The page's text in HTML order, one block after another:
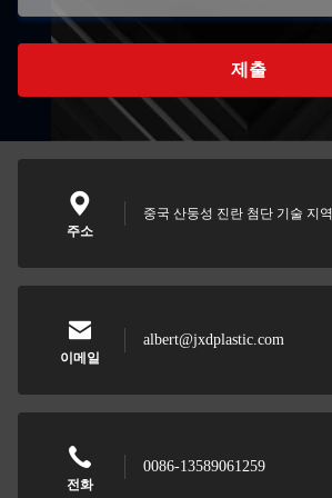
제출
주소
중국 산둥성 진란 첨단 기술 지역
이메일
albert@jxdplastic.com
전화
0086-13589061259